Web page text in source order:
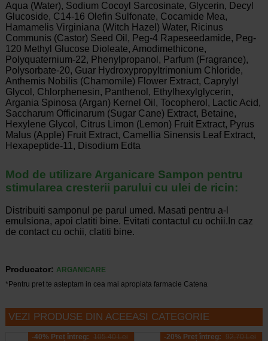
Aqua (Water), Sodium Cocoyl Sarcosinate, Glycerin, Decyl
Glucoside, C14-16 Olefin Sulfonate, Cocamide Mea,
Hamamelis Virginiana (Witch Hazel) Water, Ricinus
Communis (Castor) Seed Oil, Peg-4 Rapeseedamide, Peg-
120 Methyl Glucose Dioleate, Amodimethicone,
Polyquaternium-22, Phenylpropanol, Parfum (Fragrance),
Polysorbate-20, Guar Hydroxypropyltrimonium Chloride,
Anthemis Nobilis (Chamomile) Flower Extract, Caprylyl
Glycol, Chlorphenesin, Panthenol, Ethylhexylglycerin,
Argania Spinosa (Argan) Kernel Oil, Tocopherol, Lactic Acid,
Saccharum Officinarum (Sugar Cane) Extract, Betaine,
Hexylene Glycol, Citrus Limon (Lemon) Fruit Extract, Pyrus
Malus (Apple) Fruit Extract, Camellia Sinensis Leaf Extract,
Hexapeptide-11, Disodium Edta
Mod de utilizare Arganicare Sampon pentru
stimularea cresterii parului cu ulei de ricin:
Distribuiti samponul pe parul umed. Masati pentru a-l
emulsiona, apoi clatiti bine. Evitati contactul cu ochii.In caz
de contact cu ochii, clatiti bine.
Producator: ARGANICARE
*Pentru pret te asteptam in cea mai apropiata farmacie Catena
VEZI PRODUSE DIN ACEEASI CATEGORIE
-40% Preț întreg: 105.40 Lei -20% Preț întreg: 92,70 Lei